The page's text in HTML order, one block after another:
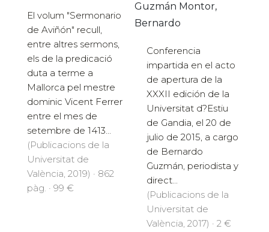
El volum "Sermonario
de Aviñón" recull,
entre altres sermons,
els de la predicació
duta a terme a
Mallorca pel mestre
dominic Vicent Ferrer
entre el mes de
setembre de 1413...
(Publicacions de la
Universitat de
València, 2019) · 862
pàg. · 99 €
Guzmán Montor,
Bernardo
Conferencia
impartida en el acto
de apertura de la
XXXII edición de la
Universitat d?Estiu
de Gandia, el 20 de
julio de 2015, a cargo
de Bernardo
Guzmán, periodista y
direct...
(Publicacions de la
Universitat de
València, 2017) · 2 €